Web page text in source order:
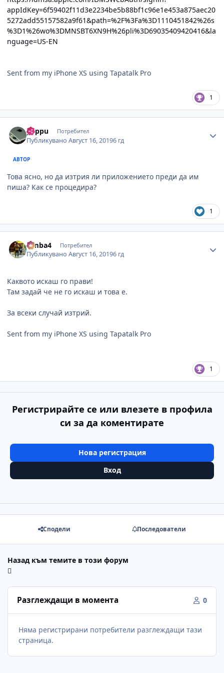
appIdKey=6f59402f11d3e2234be5b88bf1c96e1e453a875aec20
5272add55157582a9f61&path=%2F%3Fa%3D1110451842%26s
%3D1%26wo%3DMNSBT6XN9H%26pli%3D69035409420416&la
nguage=US-EN
Sent from my iPhone XS using Tapatalk Pro
1
peppu Потребител
ПубликуваноАвгуст 16, 20196 гд
АВТОР
Това ясно, но да изтрия ли приложението преди да им
пиша? Как се процедира?
1
simba4 Потребител
ПубликуваноАвгуст 16, 20196 гд
Каквото искаш го прави!
Там задай че не го искаш и това е.
За всеки случай изтрий.
Sent from my iPhone XS using Tapatalk Pro
1
Регистрирайте се или влезете в профила
си за да коментирате
Нова регистрация
Вход
Сподели Последователи
Назад към темите в този форум
Разглеждащи в момента 0
Няма регистрирани потребители разглеждащи тази
страница.